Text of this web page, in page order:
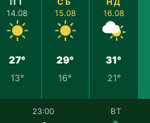
14.08
27°
13°
15.08
29°
16°
16.08
31°
21°
23:00 ВТ